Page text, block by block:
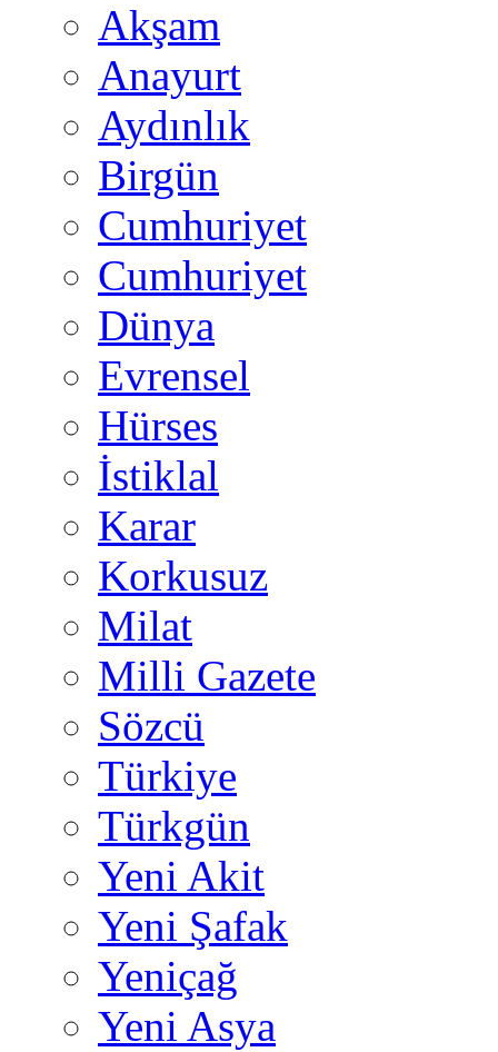
Akşam
Anayurt
Aydınlık
Birgün
Cumhuriyet
Cumhuriyet
Dünya
Evrensel
Hürses
İstiklal
Karar
Korkusuz
Milat
Milli Gazete
Sözcü
Türkiye
Türkgün
Yeni Akit
Yeni Şafak
Yeniçağ
Yeni Asya